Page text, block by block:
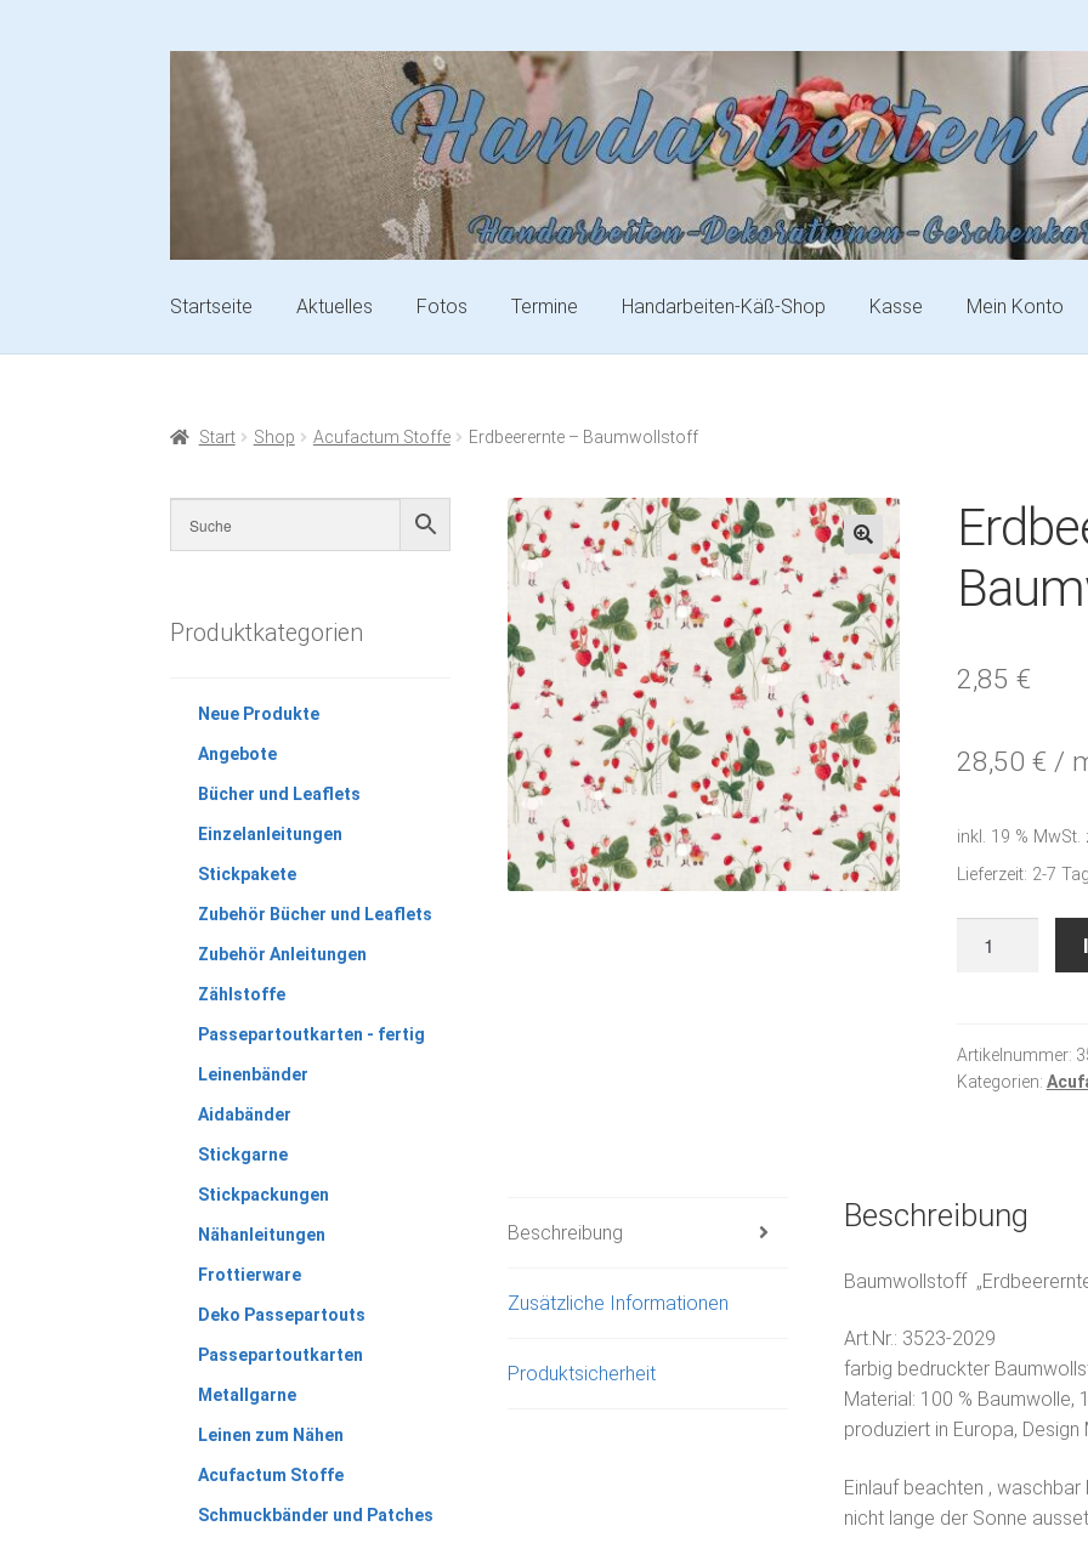
Startseite Aktuelles Fotos Termine Handarbeiten-Käß-Shop Kasse Mein Konto
Start Shop Acufactum Stoffe Erdbeerernte – Baumwollstoff
🔍
2,85 €
28,50 € /
inkl. 19 % MwSt.
Lieferzeit: 2-7
Artikelnummer:
Kategorien:
Beschreibung
Zusätzliche Informationen
Produktsicherheit
Beschreibung
Baumwollstoff
Art.Nr.: 3523-2029
farbig bedruckter
Material: 100 % Baumwolle,
produziert in Europa,
Einlauf beachten ,
nicht lange der Sonne
Produktkategorien
Neue Produkte
Angebote
Bücher und Leaflets
Einzelanleitungen
Stickpakete
Zubehör Bücher und Leaflets
Zubehör Anleitungen
Zählstoffe
Passepartoutkarten - fertig
Leinenbänder
Aidabänder
Stickgarne
Stickpackungen
Nähanleitungen
Frottierware
Deko Passepartouts
Passepartoutkarten
Metallgarne
Leinen zum Nähen
Acufactum Stoffe
Schmuckbänder und Patches